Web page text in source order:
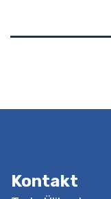
ja
juhtkonnal
reading
Kontakt